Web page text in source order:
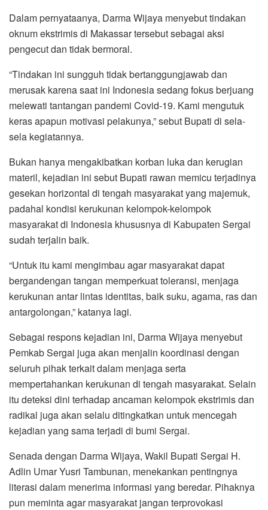
Dalam pernyataanya, Darma Wijaya menyebut tindakan
oknum ekstrimis di Makassar tersebut sebagai aksi
pengecut dan tidak bermoral.
“Tindakan ini sungguh tidak bertanggungjawab dan
merusak karena saat ini Indonesia sedang fokus berjuang
melewati tantangan pandemi Covid-19. Kami mengutuk
keras apapun motivasi pelakunya,” sebut Bupati di sela-
sela kegiatannya.
Bukan hanya mengakibatkan korban luka dan kerugian
materil, kejadian ini sebut Bupati rawan memicu terjadinya
gesekan horizontal di tengah masyarakat yang majemuk,
padahal kondisi kerukunan kelompok-kelompok
masyarakat di Indonesia khususnya di Kabupaten Sergai
sudah terjalin baik.
“Untuk itu kami mengimbau agar masyarakat dapat
bergandengan tangan memperkuat toleransi, menjaga
kerukunan antar lintas identitas, baik suku, agama, ras dan
antargolongan,” katanya lagi.
Sebagai respons kejadian ini, Darma Wijaya menyebut
Pemkab Sergai juga akan menjalin koordinasi dengan
seluruh pihak terkait dalam menjaga serta
mempertahankan kerukunan di tengah masyarakat. Selain
itu deteksi dini terhadap ancaman kelompok ekstrimis dan
radikal juga akan selalu ditingkatkan untuk mencegah
kejadian yang sama terjadi di bumi Sergai.
Senada dengan Darma Wijaya, Wakil Bupati Sergai H.
Adlin Umar Yusri Tambunan, menekankan pentingnya
literasi dalam menerima informasi yang beredar. Pihaknya
pun meminta agar masyarakat jangan terprovokasi